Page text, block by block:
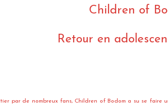
Children of
Retour en
par de nombreux fans, Children of Bodom a su se faire